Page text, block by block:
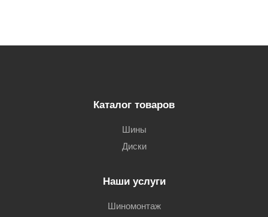
Каталог товаров
Шины
Диски
Наши услуги
Шиномонтаж